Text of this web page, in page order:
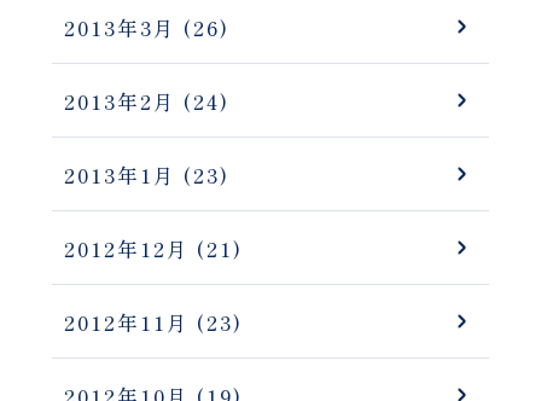
2013年3月 (26)
2013年2月 (24)
2013年1月 (23)
2012年12月 (21)
2012年11月 (23)